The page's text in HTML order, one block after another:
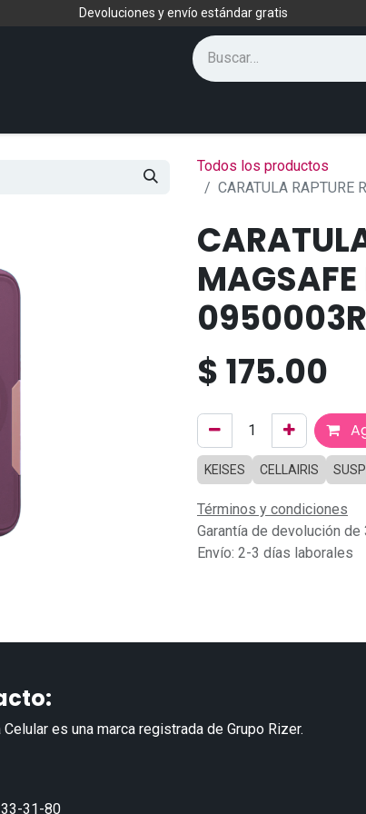
Devoluciones y envío estándar gratis
Todos los productos
CARATULA RAPTURE
0950003R
$175.00
KEISES CELLAIRIS
Términos y condiciones
Garantía de devolución de
Envío: 2-3 días laborales
Celular es una marca registrada de Grupo Rizer.
31-80